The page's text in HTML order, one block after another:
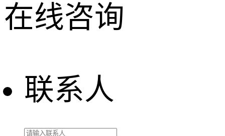
在线咨询
联系人